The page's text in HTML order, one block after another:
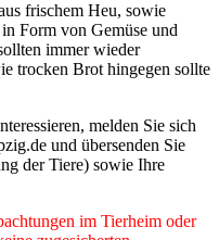
frischem Heu, sowie
Form von Gemüse und
immer wieder
trocken Brot hingegen sollte
melden Sie sich
und übersenden Sie
der Tiere) sowie Ihre
im Tierheim oder